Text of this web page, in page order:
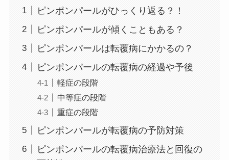
ピンポンパールがひっくり返る？！
ピンポンパールが傾くこともある？
ピンポンパールは転覆病にかかるの？
ピンポンパールの転覆病の経過や予後
軽症の段階
中等症の段階
重症の段階
ピンポンパールが転覆病の予防対策
ピンポンパールの転覆病治療法と回復の